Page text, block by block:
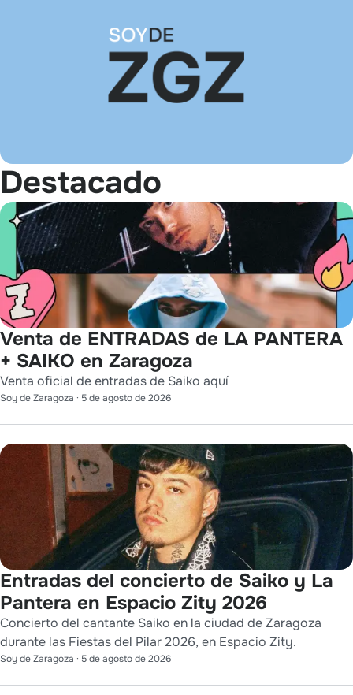
Destacado
Venta de ENTRADAS de LA PANTERA
+ SAIKO en Zaragoza
Venta oficial de entradas de Saiko aquí
Soy de Zaragoza · 5 de agosto de 2026
Entradas del concierto de Saiko y La
Pantera en Espacio Zity 2026
Concierto del cantante Saiko en la ciudad de Zaragoza
durante las Fiestas del Pilar 2026, en Espacio Zity.
Soy de Zaragoza · 5 de agosto de 2026